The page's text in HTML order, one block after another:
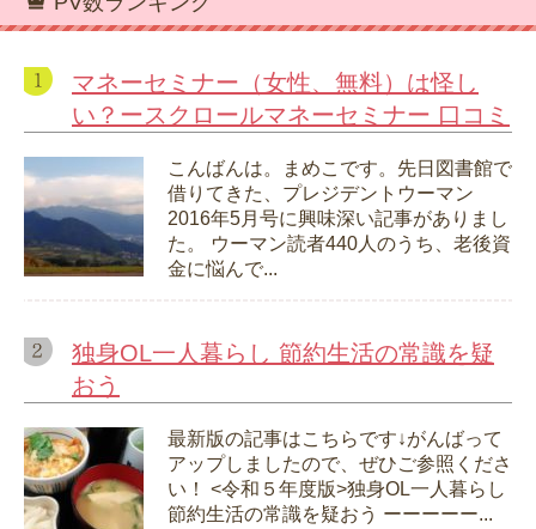
マネーセミナー（女性、無料）は怪し
い？ースクロールマネーセミナー 口コミ
こんばんは。まめこです。先日図書館で
借りてきた、プレジデントウーマン
2016年5月号に興味深い記事がありまし
た。 ウーマン読者440人のうち、老後資
金に悩んで...
独身OL一人暮らし 節約生活の常識を疑
おう
最新版の記事はこちらです↓がんばって
アップしましたので、ぜひご参照くださ
い！ <令和５年度版>独身OL一人暮らし
節約生活の常識を疑おう ーーーーー...